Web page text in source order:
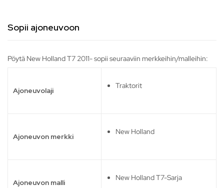
Sopii ajoneuvoon
Pöytä New Holland T7 2011- sopii seuraaviin merkkeihin/malleihin:
Ajoneuvolaji
Traktorit
Ajoneuvon merkki
New Holland
Ajoneuvon malli
New Holland T7-Sarja